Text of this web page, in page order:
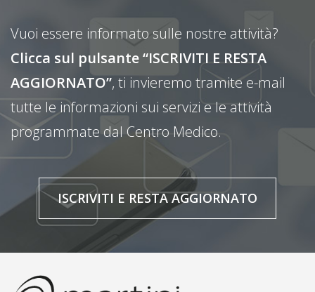
Vuoi essere informato sulle nostre attività?
Clicca sul pulsante “ISCRIVITI E RESTA
AGGIORNATO”, ti invieremo tramite e-mail
tutte le informazioni sui servizi e le attività
programmate dal Centro Medico.
ISCRIVITI E RESTA AGGIORNATO